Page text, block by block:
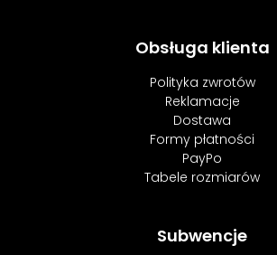
Obsługa klienta
Polityka zwrotów
Reklamacje
Dostawa
Formy płatności
PayPo
Tabele rozmiarów
Subwencje